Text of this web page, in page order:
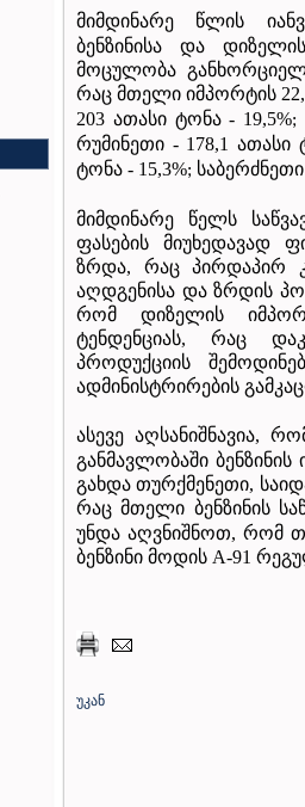
მიმდინარე წლის
ბენზინისა და
მოცულობა
რაც მთელი იმპორტის
203 ათასი ტონა - 19,5%;
რუმინეთი - 178,1 ათასი
ტონა - 15,3%;
მიმდინარე წელს
ფასების მიუხედავად
ზრდა, რაც პირდაპირ
აღდგენისა და ზრდის
რომ დიზელის
ტენდენციას, რაც
პროდუქციის
ადმინისტრირების
ასევე აღსანიშნავია,
განმავლობაში
გახდა თურქმენეთი,
რაც მთელი ბენზინის
უნდა აღვნიშნოთ, რომ
ბენზინი მოდის A-91
უკან